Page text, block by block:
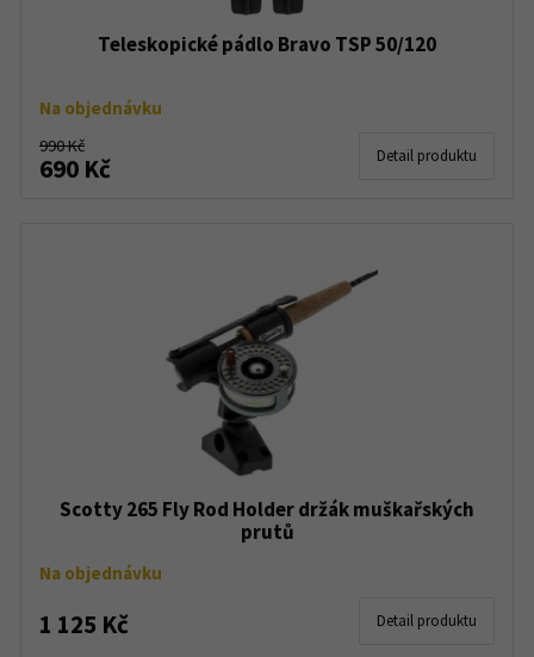
Teleskopické pádlo Bravo TSP 50/120
Na objednávku
990 Kč
690 Kč Detail produktu
Scotty 265 Fly Rod Holder držák muškařských
prutů
Na objednávku
1 125 Kč Detail produktu